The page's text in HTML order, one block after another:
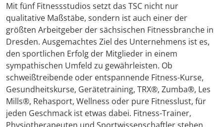
Mit fünf Fitnessstudios setzt das TSC nicht nur
qualitative Maßstäbe, sondern ist auch einer der
größten Arbeitgeber der sächsischen Fitnessbranche in
Dresden. Ausgemachtes Ziel des Unternehmens ist es,
den sportlichen Erfolg der Mitglieder in einem
sympathischen Umfeld zu gewährleisten. Ob
schweißtreibende oder entspannende Fitness-Kurse,
Gesundheitskurse, Gerätetraining, TRX®, Zumba®, Les
Mills®, Rehasport, Wellness oder pure Fitnesslust, für
jeden Geschmack ist etwas dabei. Fitness-Trainer,